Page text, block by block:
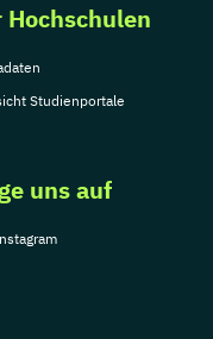
Hochschulen
Studienportale
uns auf